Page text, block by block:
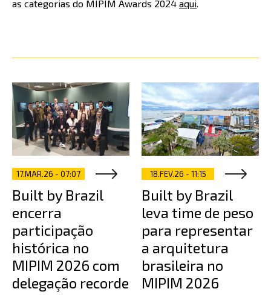
as categorias do MIPIM Awards 2024 aqui.
17.MAR.26 - 07:07
Built by Brazil
encerra
participação
histórica no
MIPIM 2026 com
delegação recorde
18.FEV.26 - 11:15
Built by Brazil
leva time de peso
para representar
a arquitetura
brasileira no
MIPIM 2026